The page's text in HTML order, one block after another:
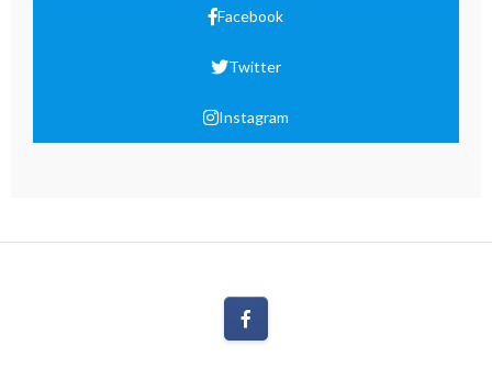
Facebook
Twitter
Instagram